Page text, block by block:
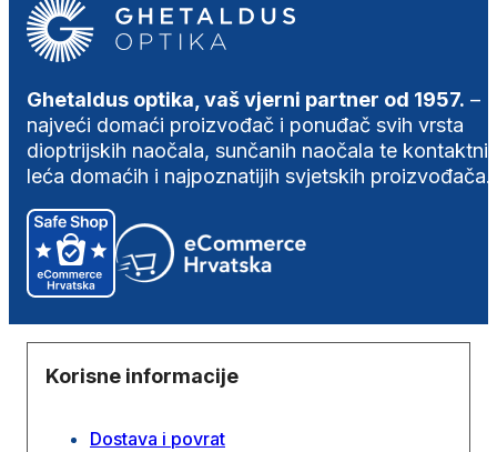
Ghetaldus optika, vaš vjerni partner od 1957. –
najveći domaći proizvođač i ponuđač svih vrsta
dioptrijskih naočala, sunčanih naočala te
leća domaćih i najpoznatijih svjetskih proizvođača.
Korisne informacije
Dostava i povrat